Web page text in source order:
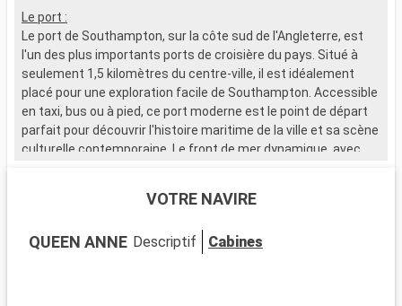
Le port :
Le port de Southampton, sur la côte sud de l'Angleterre, est
l'un des plus importants ports de croisière du pays. Situé à
seulement 1,5 kilomètres du centre-ville, il est idéalement
placé pour une exploration facile de Southampton. Accessible
en taxi, bus ou à pied, ce port moderne est le point de départ
parfait pour découvrir l'histoire maritime de la ville et sa scène
culturelle contemporaine. Le front de mer dynamique, avec
Southampton, ville portuaire chargée d'histoire, est riche en
VOTRE NAVIRE
QUEEN ANNE Descriptif Cabines